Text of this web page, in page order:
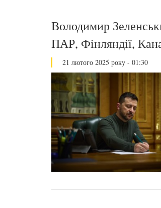
Володимир
ПАР, Фінляндії,
21 лютого 2025 року - 01:30